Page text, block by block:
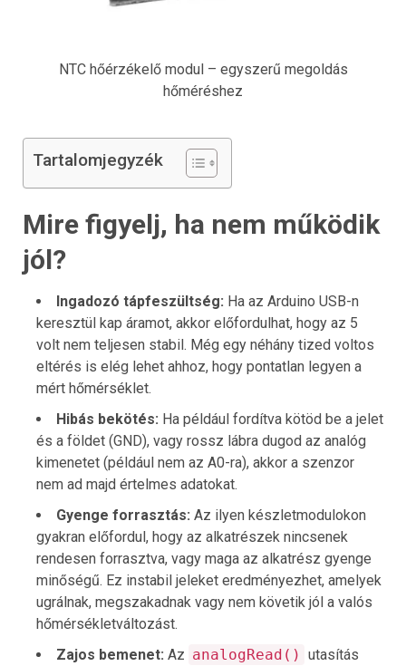
NTC hőérzékelő modul – egyszerű megoldás
hőméréshez
Tartalomjegyzék
Mire figyelj, ha nem működik
jól?
Ingadozó tápfeszültség: Ha az Arduino USB-n
keresztül kap áramot, akkor előfordulhat, hogy az 5
volt nem teljesen stabil. Még egy néhány tized voltos
eltérés is elég lehet ahhoz, hogy pontatlan legyen a
mért hőmérséklet.
Hibás bekötés: Ha például fordítva kötöd be a jelet
és a földet (GND), vagy rossz lábra dugod az analóg
kimenetet (például nem az A0-ra), akkor a szenzor
nem ad majd értelmes adatokat.
Gyenge forrasztás: Az ilyen készletmodulokon
gyakran előfordul, hogy az alkatrészek nincsenek
rendesen forrasztva, vagy maga az alkatrész gyenge
minőségű. Ez instabil jeleket eredményezhet, amelyek
ugrálnak, megszakadnak vagy nem követik jól a valós
hőmérsékletváltozást.
Zajos bemenet: Az analogRead() utasítás